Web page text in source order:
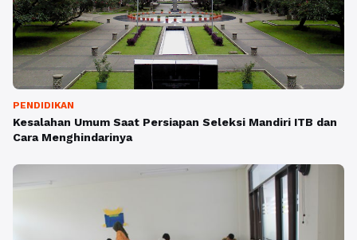
PENDIDIKAN
Kesalahan Umum Saat Persiapan Seleksi Mandiri ITB dan
Cara Menghindarinya